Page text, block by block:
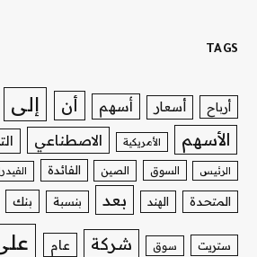
TAGS
أرباح أسعار أسهم أن إلى
الأسهم الأمريكية الاصطناعي
الرئيس السوق الصين الفائدة
المتحدة الهند بعد بنسبة بنك
ستريت سوق شركة عام